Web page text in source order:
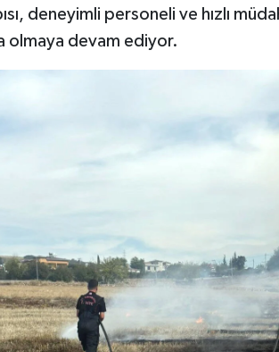
deneyimli personeli ve hızlı
olmaya devam ediyor.